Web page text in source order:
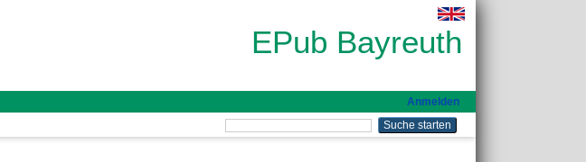
EPub Bayreuth
Anmelden